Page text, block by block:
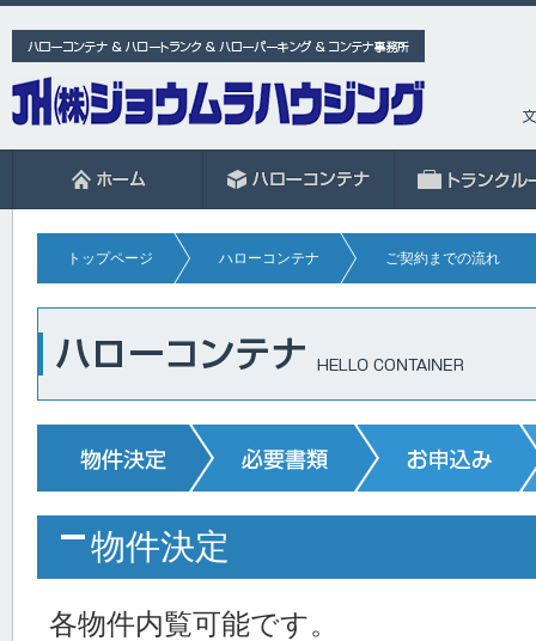
トップページ ハローコンテナ ご契約までの流れ
物件決定
各物件内覧可能です。